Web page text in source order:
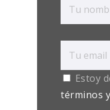
Estoy
términos